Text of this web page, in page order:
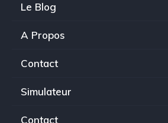
Le Blog
A Propos
Contact
Simulateur
Contact